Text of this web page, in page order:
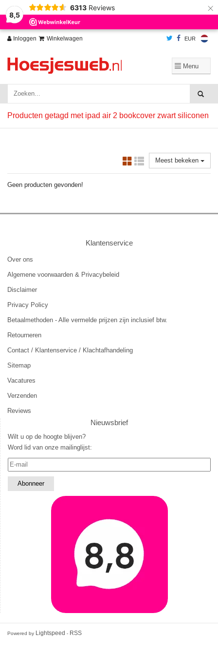
8,5
6313 Reviews ×
Inloggen Winkelwagen EUR
Producten getagd met ipad air 2 bookcover zwart siliconen
Meest bekeken
Geen producten gevonden!
Klantenservice
Over ons
Algemene voorwaarden & Privacybeleid
Disclaimer
Privacy Policy
Betaalmethoden - Alle vermelde prijzen zijn inclusief btw.
Retourneren
Contact / Klantenservice / Klachtafhandeling
Sitemap
Vacatures
Verzenden
Reviews
Nieuwsbrief
Wilt u op de hoogte blijven?
Word lid van onze mailinglijst:
Powered by Lightspeed - RSS
Wij slaan cookies op om onze website te verbeteren. Is dat akkoord?
Ja
Nee